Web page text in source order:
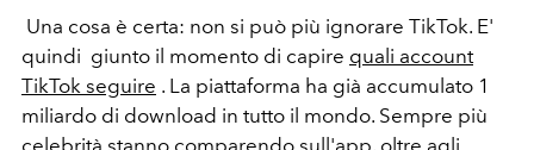
Una cosa è certa: non si può più ignorare TikTok. E'
quindi giunto il momento di capire quali account
TikTok seguire . La piattaforma ha già accumulato 1
miliardo di download in tutto il mondo. Sempre più